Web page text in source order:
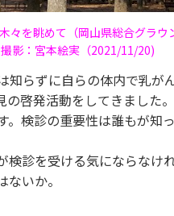
々を眺めて（岡山県総合グラウ
撮影：宮本絵実（2021/11/20)
らずに自らの体内で乳が
啓発活動をしてきました
検診の重要性は誰もが知
検診を受ける気にならなけ
いか。